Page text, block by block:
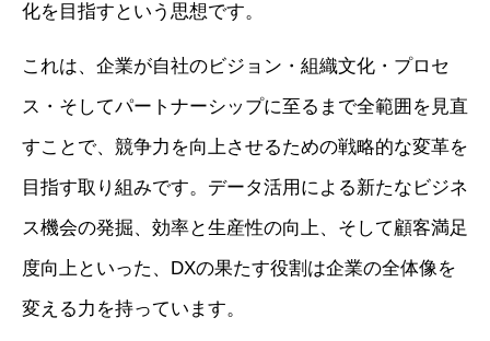
化を目指すという思想です。
これは、企業が自社のビジョン・組織文化・プロセ
ス・そしてパートナーシップに至るまで全範囲を見直
すことで、競争力を向上させるための戦略的な変革を
目指す取り組みです。データ活用による新たなビジネ
ス機会の発掘、効率と生産性の向上、そして顧客満足
度向上といった、DXの果たす役割は企業の全体像を
変える力を持っています。